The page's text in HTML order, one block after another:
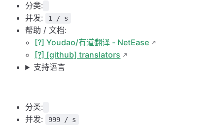
分类:
并发:
1 / s
帮助 / 文档:
[?] Youdao/有道翻译 - NetEase
[?] [github] translators
支持语言
分类:
并发:
999 / s